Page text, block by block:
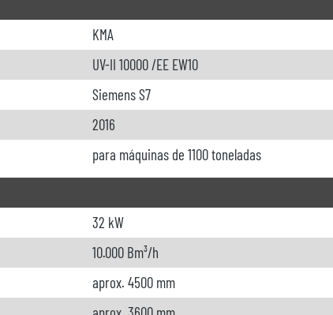
KMA
UV-II 10000 /EE EW10
Siemens S7
2016
para máquinas de 1100 toneladas
32 kW
10.000 Bm³/h
aprox. 4500 mm